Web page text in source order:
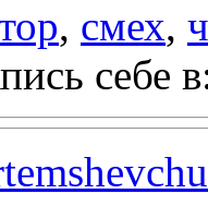
, смех,
себе